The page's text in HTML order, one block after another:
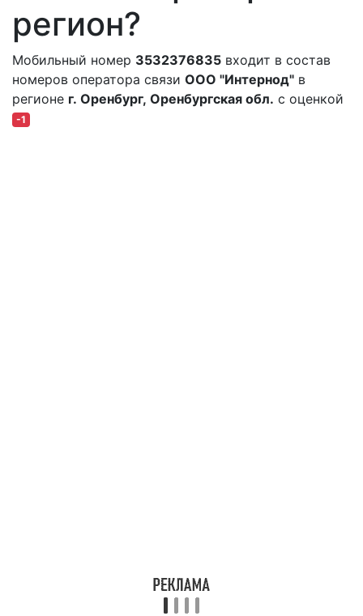
регион?
Мобильный номер 3532376835 входит в состав
номеров оператора связи ООО "Интернод" в
регионе г. Оренбург, Оренбургская обл. с оценкой
-1